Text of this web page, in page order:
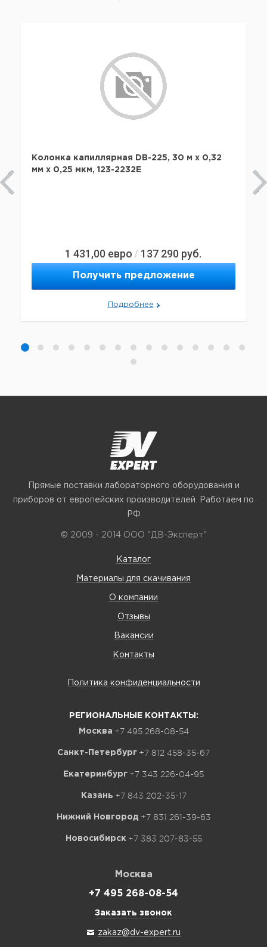
Колонка капиллярная DB-225, 30 м x 0,32
мм х 0,25 мкм, 123-2232E
1 431,00 евро / 137 290 руб.
Получить предложение
Подробнее
Прямые поставки лабораторного оборудования и
приборов от европейских производителей. Работаем по
РФ
© 2009 - 2014 ООО "ДВ-Эксперт"
Каталог
Материалы для скачивания
О компании
Отзывы
Вакансии
Контакты
Политика конфиденциальности
РЕГИОНАЛЬНЫЕ КОНТАКТЫ:
Москва +7 495 268-08-54
Санкт-Петербург +7 812 458-35-67
Екатеринбург +7 343 226-04-95
Казань +7 843 202-35-17
Нижний Новгород +7 831 261-39-63
Новосибирск +7 383 207-83-55
Москва
+7 495 268-08-54
Заказать звонок
zakaz@dv-expert.ru